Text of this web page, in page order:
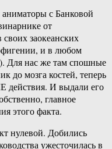
аниматоры с Банковой
от
заокеанских
и в любом
Для нас же там спошные
до мозга костей, теперь
И выдали его
главное
этого факта.
нулевой. Добились
ужесточилась в